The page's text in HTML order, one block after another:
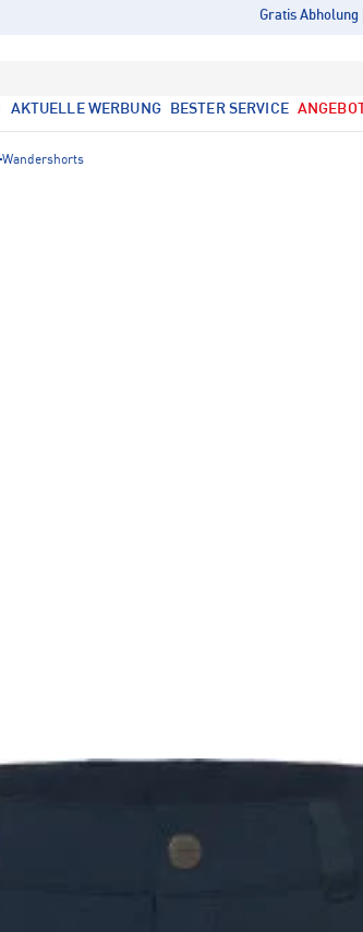
Gratis Abholung
AKTUELLE WERBUNG BESTER SERVICE
Wandershorts